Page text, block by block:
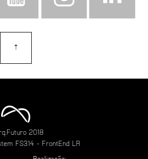
⇡
2018
FS314 - FrontEnd LR